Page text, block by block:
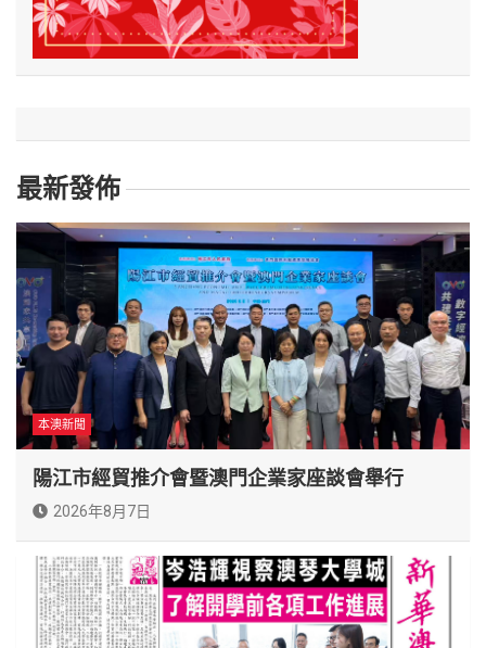
最新發佈
本澳新聞
陽江市經貿推介會暨澳門企業家座談會舉行
2026年8月7日